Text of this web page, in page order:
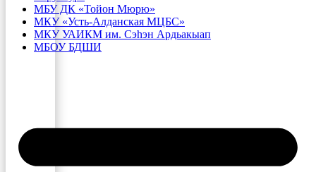
МБУ ДК «Тойон Мюрю»
МКУ «Усть-Алданская МЦБС»
МКУ УАИКМ им. Сэһэн Ардьакыап
МБОУ БДШИ